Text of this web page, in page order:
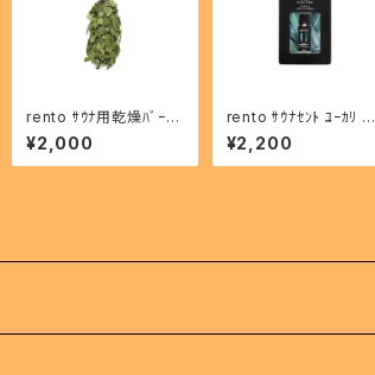
rento ｻｳﾅ用乾燥ﾊﾞｰﾁ
ｳﾞｨﾋﾀ
¥2,000
rento ｻｳﾅｾﾝﾄ ﾕｰｶﾘ 31
7947 10ml
¥2,200